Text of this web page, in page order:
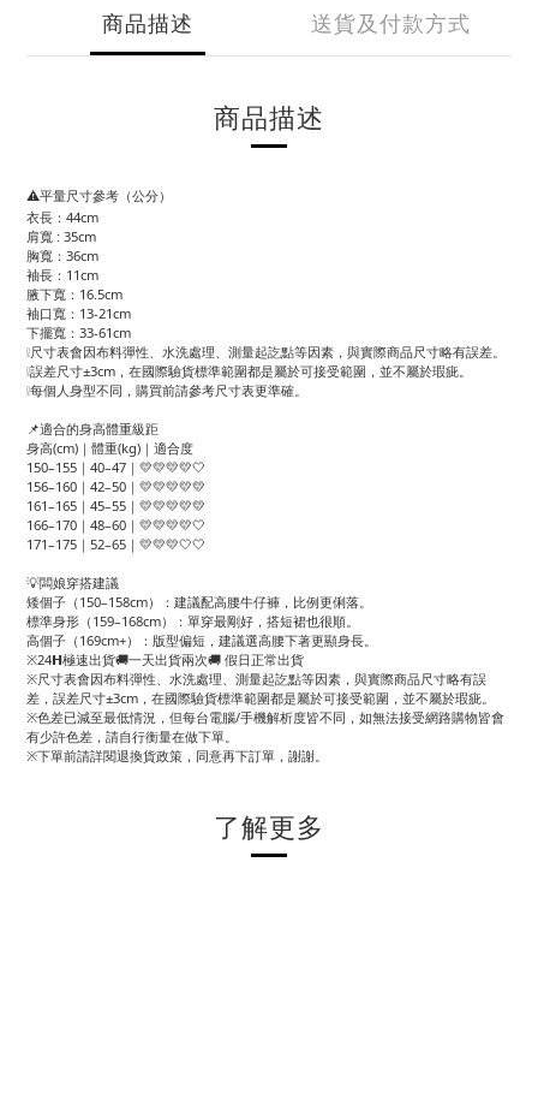
商品描述 送貨及付款方式
商品描述
⚠️平量尺寸參考（公分）
衣長：44cm
肩寬 : 35cm
胸寬：36cm
袖長：11cm
腋下寬：16.5cm
袖口寬：13-21cm
下擺寬：33-61cm
❕尺寸表會因布料彈性、水洗處理、測量起訖點等因素，與實際商品尺寸略有誤差。
❕誤差尺寸±3cm，在國際驗貨標準範圍都是屬於可接受範圍，並不屬於瑕疵。
❕每個人身型不同，購買前請參考尺寸表更準確。
📌適合的身高體重級距
身高(cm)｜體重(kg)｜適合度
150–155｜40–47｜💛💛💛💛🤍
156–160｜42–50｜💛💛💛💛💛
161–165｜45–55｜💛💛💛💛💛
166–170｜48–60｜💛💛💛💛🤍
171–175｜52–65｜💛💛💛🤍🤍
💡闆娘穿搭建議
矮個子（150–158cm）：建議配高腰牛仔褲，比例更俐落。
標準身形（159–168cm）：單穿最剛好，搭短裙也很順。
高個子（169cm+）：版型偏短，建議選高腰下著更顯身長。
※24𝗛極速出貨🚚一天出貨兩次🚚 假日正常出貨
※尺寸表會因布料彈性、水洗處理、測量起訖點等因素，與實際商品尺寸略有誤
差，誤差尺寸±3cm，在國際驗貨標準範圍都是屬於可接受範圍，並不屬於瑕疵。
※色差已減至最低情況，但每台電腦/手機解析度皆不同，如無法接受網路購物皆會
有少許色差，請自行衡量在做下單。
※下單前請詳閱退換貨政策，同意再下訂單，謝謝。
了解更多